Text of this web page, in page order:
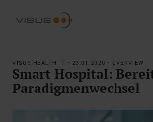
VISUS HEALTH IT • 23.01.2020 • OVERVIEW
Smart Hospital:
Paradigmenwechsel